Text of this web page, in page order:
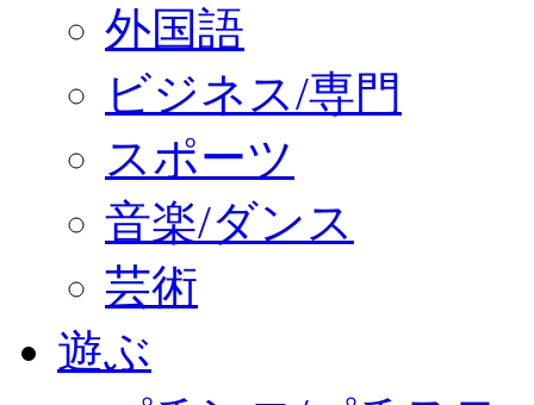
外国語
ビジネス/専門
スポーツ
音楽/ダンス
芸術
遊ぶ